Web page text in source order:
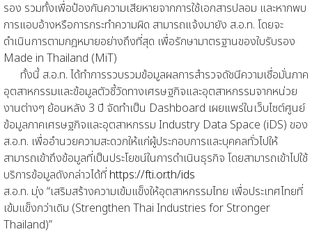
รอง รวมทั้งเพื่อป้องกันความเสียหายจากการใช้เอกสารปลอม และหากพบ
การแอบอ้างหรือการกระทำความผิด สามารถแจ้งมายัง ส.อ.ท. โดยจะ
ดำเนินการตามกฎหมายอย่างถึงที่สุด เพื่อรักษามาตรฐานของใบรับรอง
Made in Thailand (MiT)
ทั้งนี้ ส.อ.ท. ได้ทำการรวบรวมข้อมูลผลการสำรวจดัชนีความเชื่อมั่นภาค
อุตสาหกรรมและข้อมูลตัวชี้วัดทางเศรษฐกิจและอุตสาหกรรมจากหน่วย
งานต่างๆ ย้อนหลัง 3 ปี จัดทำเป็น Dashboard เผยแพร่ในเว็บไซต์ศูนย์
ข้อมูลภาคเศรษฐกิจและอุตสาหกรรม Industry Data Space (iDS) ของ
ส.อ.ท. เพื่ออำนวยความสะดวกให้แก่ผู้ประกอบการและบุคคลทั่วไปให้
สามารถเข้าถึงข้อมูลที่เป็นประโยชน์ในการดำเนินธุรกิจ โดยสามารถเข้าไปใช้
บริการข้อมูลดังกล่าวได้ที่ https://fti.or.th/ids
ส.อ.ท. มุ่ง “เสริมสร้างความเข้มแข็งให้อุตสาหกรรมไทย เพื่อประเทศไทยที่
เข้มแข็งกว่าเดิม (Strengthen Thai Industries for Stronger
Thailand)”